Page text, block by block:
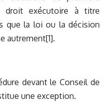
droit exécutoire à titre
que la loi ou la décision
autrement[1].
devant le Conseil de
une exception.